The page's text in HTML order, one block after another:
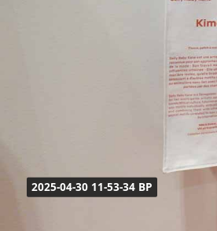
2025-04-30 11-53-34 BP